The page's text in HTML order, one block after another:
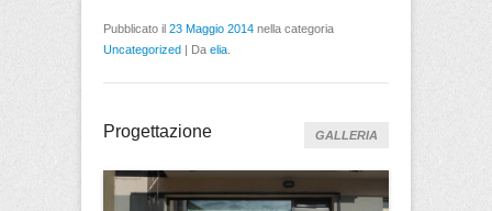
Pubblicato il 23 Maggio 2014 nella categoria
Uncategorized | Da elia
Progettazione GALLERIA